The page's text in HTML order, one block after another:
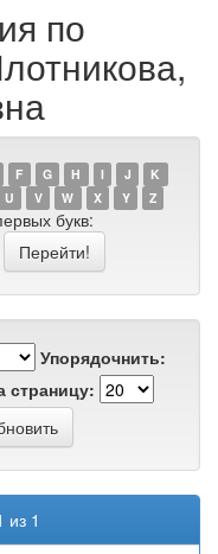
по
F G H I J
K
U V W X Y Z
букв:
Упорядочнить:
страницу:
из 1